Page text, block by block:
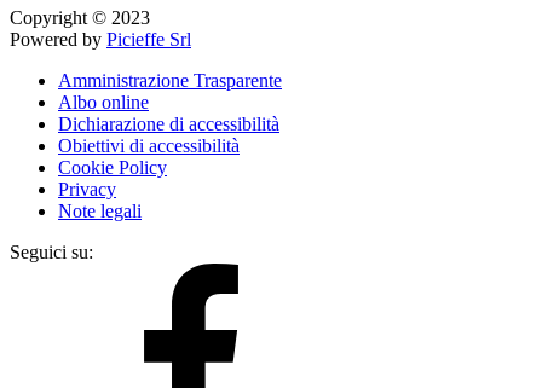
Copyright © 2023
Powered by Picieffe Srl
Amministrazione Trasparente
Albo online
Dichiarazione di accessibilità
Obiettivi di accessibilità
Cookie Policy
Privacy
Note legali
Seguici su: